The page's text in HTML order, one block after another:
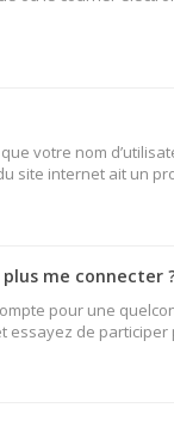
votre nom
internet ait un
me connecter
pour une
de